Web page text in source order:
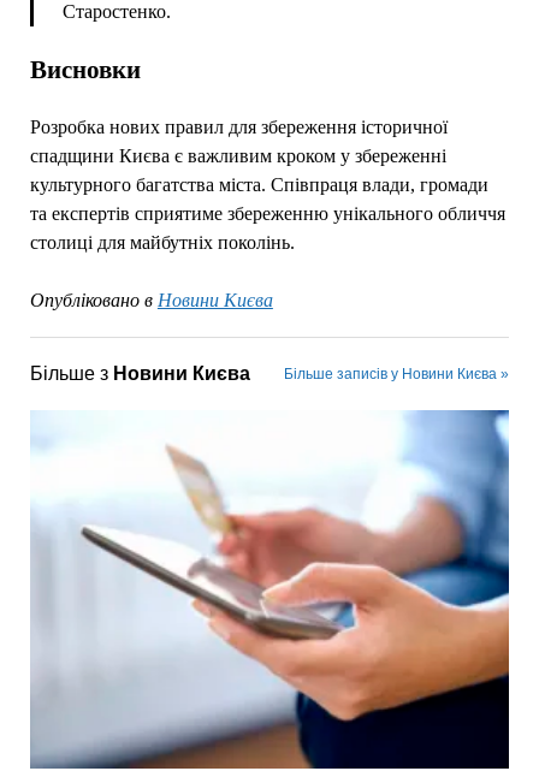
Старостенко.
Висновки
Розробка нових правил для збереження історичної
спадщини Києва є важливим кроком у збереженні
культурного багатства міста. Співпраця влади, громади
та експертів сприятиме збереженню унікального обличчя
столиці для майбутніх поколінь.
Опубліковано в Новини Києва
Більше з Новини Києва Більше записів у Новини Києва »